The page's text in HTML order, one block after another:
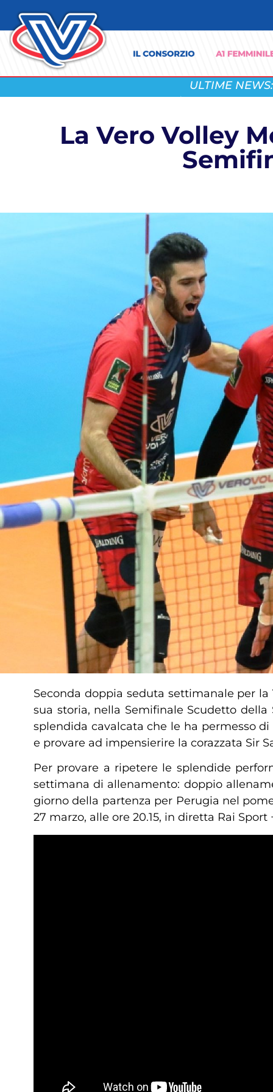
ULTIME NEWS:
La Vero Volley
Seconda doppia seduta settimanale per la
sua storia, nella Semifinale Scudetto
splendida cavalcata che le ha permesso
e provare ad impensierire la corazzata Sir
Per provare a ripetere le splendide
settimana di allenamento: doppio
giorno della partenza per Perugia nel
27 marzo, alle ore 20.15, in diretta Rai Sport